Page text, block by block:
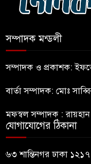
সম্পাদক মন্ডলী
সম্পাদক ও প্রকাশক:
বার্তা সম্পাদক: মোঃ
মফস্বল সম্পাদক :
যোগাযোগের ঠিকানা
৬৩ শান্তিনগর ঢাকা ১২১৭